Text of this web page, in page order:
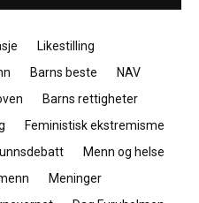
Likestilling
Barns beste
NAV
Barns rettigheter
Feministisk ekstremisme
Menn og helse
Meninger